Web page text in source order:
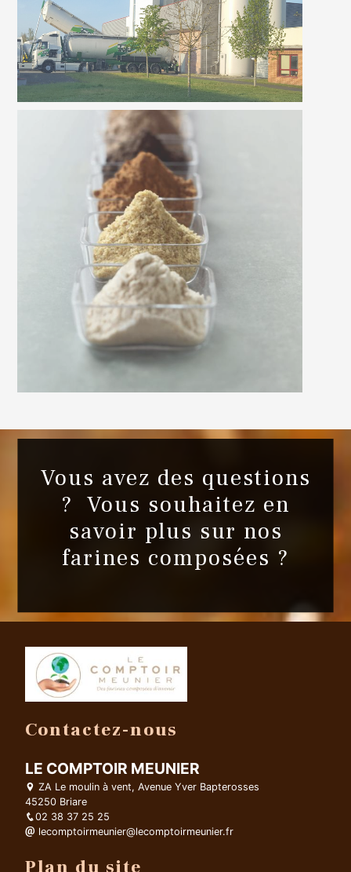
Vous avez des questions
? Vous souhaitez en
savoir plus sur nos
farines composées ?
Contactez-nous
LE COMPTOIR MEUNIER
ZA Le moulin à vent, Avenue Yver Bapterosses
45250 Briare
02 38 37 25 25
lecomptoirmeunier@lecomptoirmeunier.fr
Plan du site